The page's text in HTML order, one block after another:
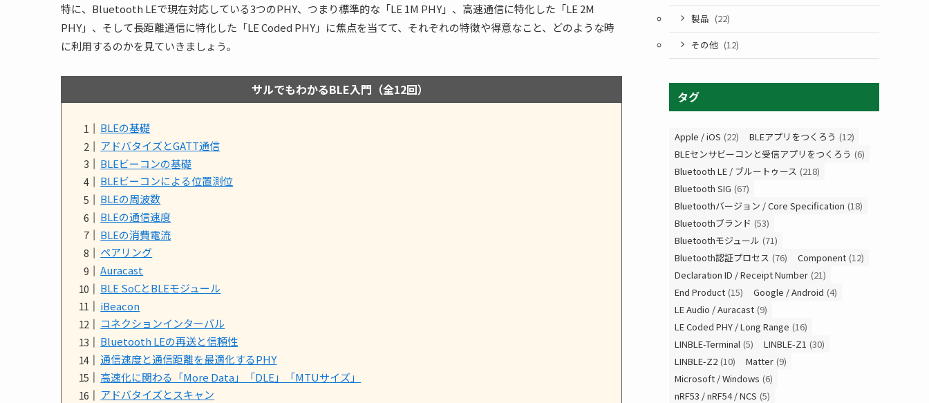
特に、Bluetooth LEで現在対応している3つのPHY、つまり標準的な「LE 1M PHY」、高速通信に特化した「LE 2M
PHY」、そして長距離通信に特化した「LE Coded PHY」に焦点を当てて、それぞれの特徴や得意なこと、どのような時
に利用するのかを見ていきましょう。
サルでもわかるBLE入門（全12回）
BLEの基礎
アドバタイズとGATT通信
BLEビーコンの基礎
BLEビーコンによる位置測位
BLEの周波数
BLEの通信速度
BLEの消費電流
ペアリング
Auracast
BLE SoCとBLEモジュール
iBeacon
コネクションインターバル
Bluetooth LEの再送と信頼性
通信速度と通信距離を最適化するPHY
高速化に関わる「More Data」「DLE」「MTUサイズ」
アドバタイズとスキャン
製品 (22)
その他 (12)
タグ
Apple / iOS (22) BLEアプリをつくろう (12)
BLEセンサビーコンと受信アプリをつくろう (6)
Bluetooth LE / ブルートゥース (218)
Bluetooth SIG (67)
Bluetoothバージョン / Core Specification (18)
Bluetoothブランド (53)
Bluetoothモジュール (71)
Bluetooth認証プロセス (76) Component (12)
Declaration ID / Receipt Number (21)
End Product (15) Google / Android (4)
LE Audio / Auracast (9)
LE Coded PHY / Long Range (16)
LINBLE-Terminal (5) LINBLE-Z1 (30)
LINBLE-Z2 (10) Matter (9)
Microsoft / Windows (6)
nRF53 / nRF54 / NCS (5)